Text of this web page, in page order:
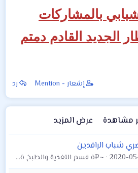
بالمشاركات
الجديد القادم دمتم
إشعار - Mention رد
مشاهدة
عرض المزيد
شباب الرافدين
2020- ~¤ô قسم التغذية والطبخ ô¤~